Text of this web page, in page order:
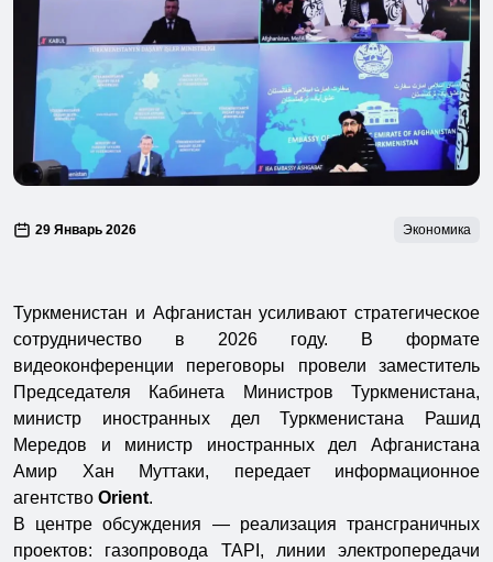
29 Январь 2026 Экономика
Туркменистан и Афганистан усиливают стратегическое
сотрудничество в 2026 году. В формате
видеоконференции переговоры провели заместитель
Председателя Кабинета Министров Туркменистана,
министр иностранных дел Туркменистана Рашид
Мередов и министр иностранных дел Афганистана
Амир Хан Муттаки, передает информационное
агентство Orient.
В центре обсуждения — реализация трансграничных
проектов: газопровода TAPI, линии электропередачи